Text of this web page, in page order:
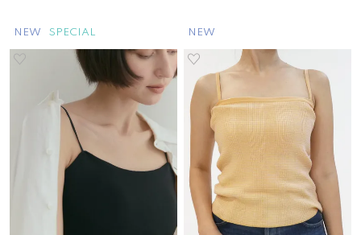
NEW SPECIAL NEW